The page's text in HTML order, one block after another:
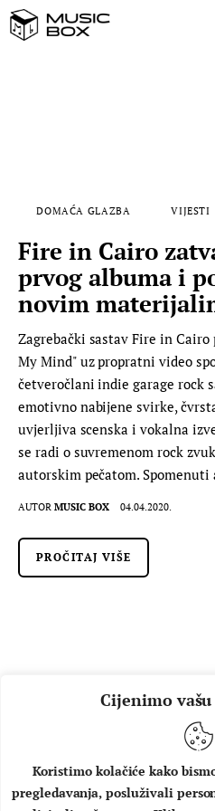
Cijenimo
Koristimo kolačiće kako
pregledavanja, posluživali
FILM
MUSIC BOX
DOMAĆA GLAZBA VIJESTI
Fire in Cairo
prvog albuma i
novim
Zagrebački sastav Fire in
My Mind" uz propratni video
četveročlani indie garage rock
emotivno nabijene svirke,
uvjerljiva scenska i vokalna
se radi o suvremenom rock
autorskim pečatom.
AUTOR MUSIC BOX 04.04.2020.
PROČITAJ VIŠE
O NAMA IMPRESSUM